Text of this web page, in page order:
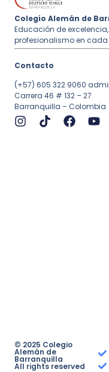
Colegio Alemán de
Educación de
profesionalismo en cada
Contacto
(+57) 605 322 9060
Carrera 46 # 132 – 27
Barranquilla – Colombia
© 2025 Colegio
Alemán de
Barranquilla
All rights reserved